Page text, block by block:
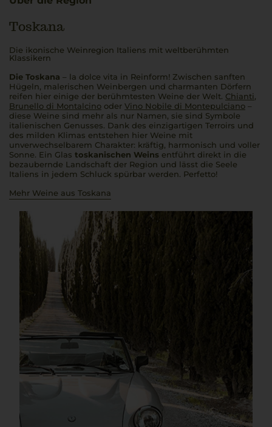
Toskana
Die ikonische Weinregion Italiens mit weltberühmten
Klassikern
Die Toskana – la dolce vita in Reinform! Zwischen sanften
Hügeln, malerischen Weinbergen und charmanten Dörfern
reifen hier einige der berühmtesten Weine der Welt. Chianti,
Brunello di Montalcino oder Vino Nobile di Montepulciano –
diese Weine sind mehr als nur Namen, sie sind Symbole
italienischen Genusses. Dank des einzigartigen Terroirs und
des milden Klimas entstehen hier Weine mit
unverwechselbarem Charakter: kräftig, harmonisch und voller
Sonne. Ein Glas toskanischen Weins entführt direkt in die
bezaubernde Landschaft der Region und lässt die Seele
Italiens in jedem Schluck spürbar werden. Perfetto!
Mehr Weine aus Toskana